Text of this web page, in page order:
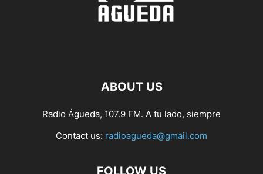
ABOUT US
Radio Águeda, 107.9 FM. A tu lado, siempre
Contact us: radioagueda@gmail.com
FOLLOW US